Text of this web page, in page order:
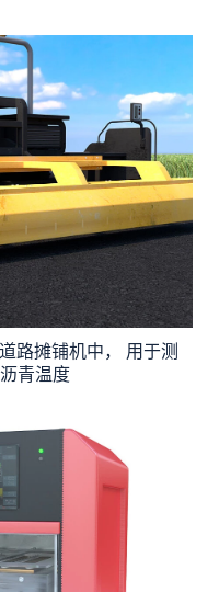
路摊铺机中， 用于测
青温度